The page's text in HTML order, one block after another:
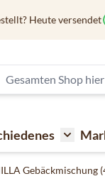
Heute versendet
for
Gebäckmischung